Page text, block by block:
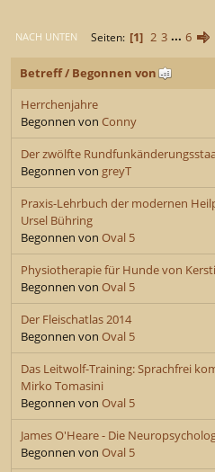
NACH UNTEN Seiten 1 2 3 ... 6
Betreff/ Begonnen von
Herrchenjahre
Begonnen von Conny
Der zwölfte
Begonnen von greyT
Praxis-Lehrbuch der modernen
Ursel Bühring
Begonnen von Oval 5
Physiotherapie für Hunde von
Begonnen von Oval 5
Der Fleischatlas 2014
Begonnen von Oval 5
Das Leitwolf-Training: Sprachfrei
Mirko Tomasini
Begonnen von Oval 5
James O'Heare - Die
Begonnen von Oval 5